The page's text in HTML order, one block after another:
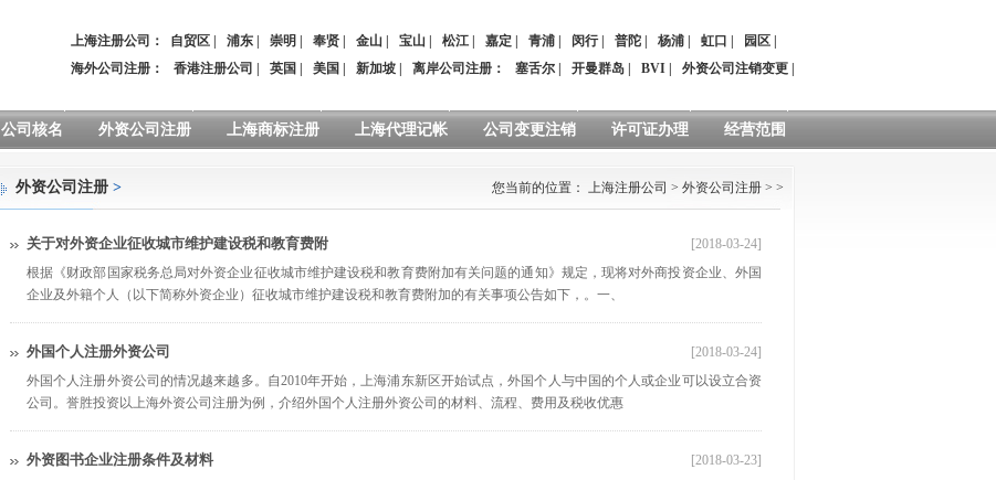
上海注册公司： 自贸区 浦东 崇明 奉贤 金山 宝山 松江 嘉定 青浦 闵行| 普陀 杨浦 虹口 园区
海外公司注册：
香港注册公司 英国 美国 新加坡 离岸公司注册 ： 塞舌尔 开曼群岛 BVI 外资公司注销变更
公司核名 外资公司注册 上海商标注册 上海代理记帐 公司变更注销 许可证办理 经营范围
外资公司注册 > 您当前的位置： 上海注册公司 > 外资公司注册 > >
关于对外资企业征收城市维护建设税和教育费附
[2018-03-24]
根据《财政部国家税务总局对外资企业征收城市维护建设税和教育费附加有关问题的通知》规定，现将对外商投资企业、外国
企业及外籍个人（以下简称外资企业）征收城市维护建设税和教育费附加的有关事项公告如下，。一、
外国个人注册外资公司
[2018-03-24]
外国个人注册外资公司的情况越来越多。自2010年开始，上海浦东新区开始试点，外国个人与中国的个人或企业可以设立合资
公司。誉胜投资以上海外资公司注册为例，介绍外国个人注册外资公司的材料、流程、费用及税收优惠
外资图书企业注册条件及材料
[2018-03-23]